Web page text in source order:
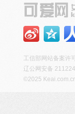
工信部网站备案许
辽公网安备
©2025